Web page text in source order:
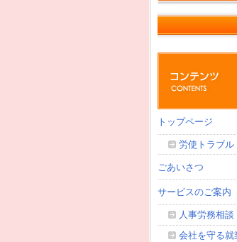
トップページ
労使トラブ
ごあいさつ
サービスのご案内
人事労務相談
会社を守る就